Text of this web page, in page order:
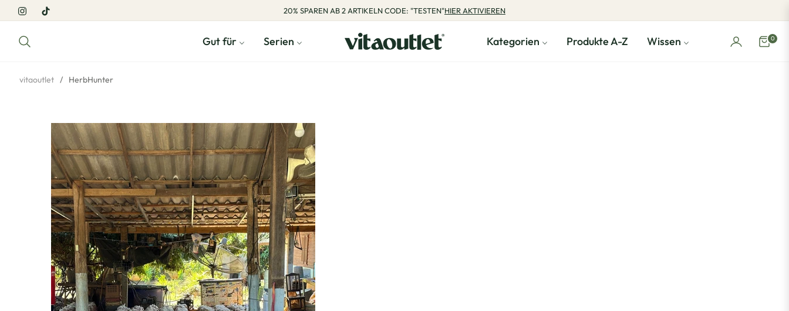
20% SPAREN AB 2 ARTIKELN CODE: "TESTEN"HIER AKTIVIEREN
Gut für Serien Kategorien Produkte A-Z Wissen 0
vitaoutlet / HerbHunter